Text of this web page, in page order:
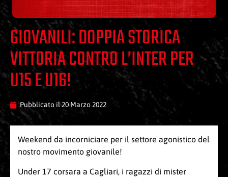
GIOVANILI: DOPPIA STORICA
VITTORIA CONTRO L’INTER PER
U15 E U16!
Pubblicato il20 Marzo 2022
Weekend da incorniciare per il settore agonistico del
nostro movimento giovanile!
Under 17 corsara a Cagliari, i ragazzi di mister